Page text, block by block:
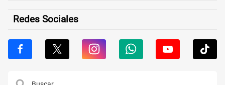
Redes Sociales